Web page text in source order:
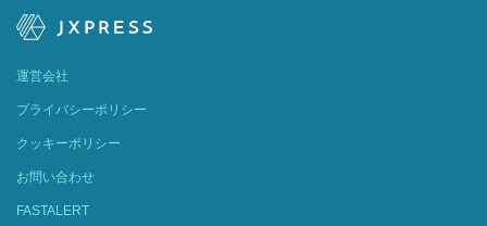
運営会社
プライバシーポリシー
クッキーポリシー
お問い合わせ
FASTALERT